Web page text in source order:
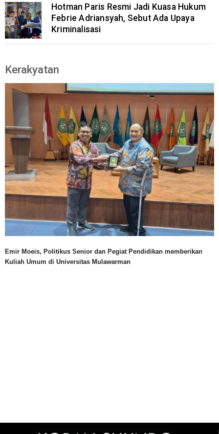
Hotman Paris Resmi Jadi Kuasa Hukum
Febrie Adriansyah, Sebut Ada Upaya
Kriminalisasi
Kerakyatan
Emir Moeis, Politikus Senior dan Pegiat Pendidikan memberikan
Kuliah Umum di Universitas Mulawarman